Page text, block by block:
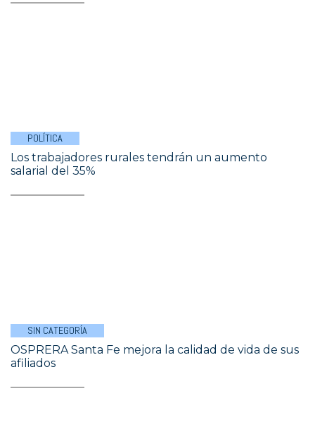
POLÍTICA
Los trabajadores rurales tendrán un aumento
salarial del 35%
SIN CATEGORÍA
OSPRERA Santa Fe mejora la calidad de vida de sus
afiliados